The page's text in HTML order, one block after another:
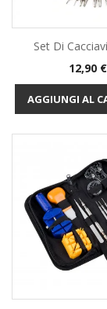
Set Di
Prezzo
12,90 €
AGGIUNGI AL